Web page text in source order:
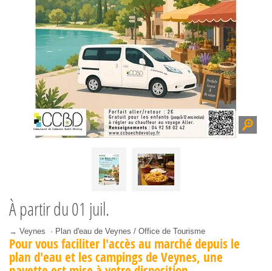
À partir du01 juil.
→ Veynes · Plan d'eau de Veynes / Office de Tourisme
Pour vous faciliter l'accès au marché depuis le
plan d'eau et les campings de Veynes, une